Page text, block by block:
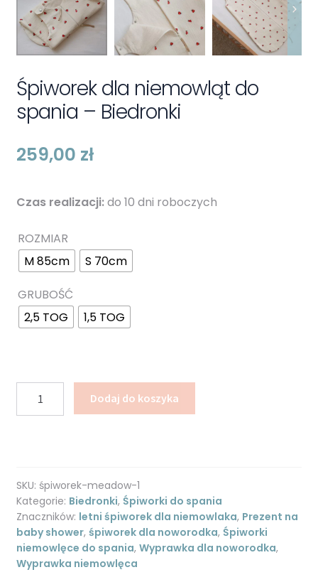
Śpiworek dla niemowląt do
spania – Biedronki
259,00 zł
Czas realizacji:do 10 dni roboczych
ROZMIAR
M 85cm
S 70cm
GRUBOŚĆ
2,5 TOG
1,5 TOG
Śpiworek
spania
-
Biedronki
Dodaj do koszyka
SKU: śpiworek-meadow-1
Kategorie: Biedronki, Śpiworki do spania
Znaczników: letni śpiworek dla niemowlaka, Prezent na
baby shower, śpiworek dla noworodka, Śpiworki
niemowlęce do spania, Wyprawka dla noworodka,
Wyprawka niemowlęca